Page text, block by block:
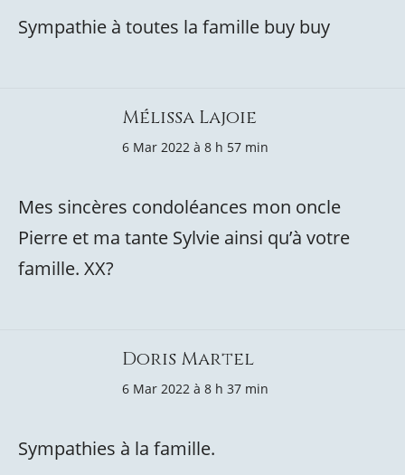
Sympathie à toutes la famille buy buy
Mélissa Lajoie
6 Mar 2022 à 8 h 57 min
Mes sincères condoléances mon oncle
Pierre et ma tante Sylvie ainsi qu’à votre
famille. XX?
Doris Martel
6 Mar 2022 à 8 h 37 min
Sympathies à la famille.